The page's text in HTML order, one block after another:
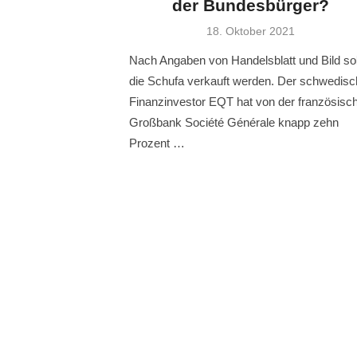
der Bundesbürger?
Veröffentlicht
18. Oktober 2021
Nach Angaben von Handelsblatt und Bild
die Schufa verkauft werden. Der
Finanzinvestor EQT hat von der
Großbank Société Générale knapp zehn
Prozent …